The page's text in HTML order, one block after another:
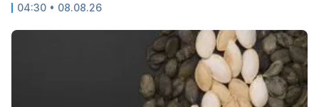
04:30 • 08.08.26